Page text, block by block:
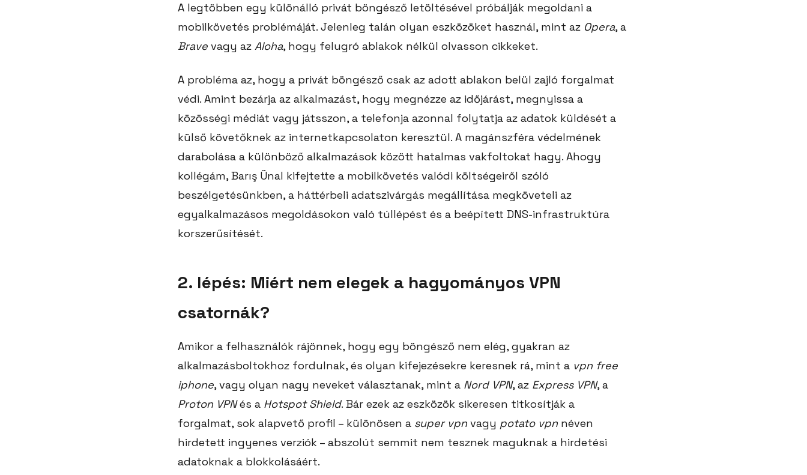
A legtöbben egy különálló privát böngésző letöltésével próbálják megoldani a
mobilkövetés problémáját. Jelenleg talán olyan eszközöket használ, mint az Opera, a
Brave vagy az Aloha, hogy felugró ablakok nélkül olvasson cikkeket.
A probléma az, hogy a privát böngésző csak az adott ablakon belül zajló forgalmat
védi. Amint bezárja az alkalmazást, hogy megnézze az időjárást, megnyissa a
közösségi médiát vagy játsszon, a telefonja azonnal folytatja az adatok küldését a
külső követőknek az internetkapcsolaton keresztül. A magánszféra védelmének
darabolása a különböző alkalmazások között hatalmas vakfoltokat hagy. Ahogy
kollégám, Barış Ünal kifejtette a mobilkövetés valódi költségeiről szóló
beszélgetésünkben, a háttérbeli adatszivárgás megállítása megköveteli az
egyalkalmazásos megoldásokon való túllépést és a beépített DNS-infrastruktúra
korszerűsítését.
2. lépés: Miért nem elegek a hagyományos VPN
csatornák?
Amikor a felhasználók rájönnek, hogy egy böngésző nem elég, gyakran az
alkalmazásboltokhoz fordulnak, és olyan kifejezésekre keresnek rá, mint a vpn free
iphone, vagy olyan nagy neveket választanak, mint a Nord VPN, az Express VPN, a
Proton VPNés a Hotspot Shield. Bár ezek az eszközök sikeresen titkosítják a
forgalmat, sok alapvető profil – különösen a super vpn vagy potato vpn néven
hirdetett ingyenes verziók – abszolút semmit nem tesznek maguknak a hirdetési
adatoknak a blokkolásáért.